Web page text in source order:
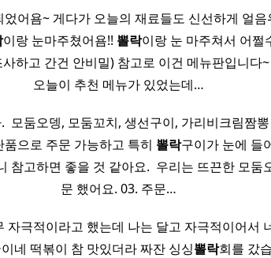
어욤~ 게다가 오늘의 재료들도 신선하게 얼
이랑 눈마주쳤어욤!! 뽈락이랑 눈 마주쳐서 어쩔
하고 간건 안비밀) 참고로 이건 메뉴판입니다
오늘이 추천 메뉴가 있었는데…
모둠오뎅, 모둠꼬치, 생선구이, 가리비크림짬
으로 주문 가능하고 특히 뽈락구이가 눈에 들
참고하면 좋을 것 같아요. ​ 우리는 뜨끈한 모둠
문 했어요. 03. 주문…
자극적이라고 했는데 나는 달고 자극적이어서
네 떡볶이 참 맛있더라 짜잔 싱싱뽈락회를 갔